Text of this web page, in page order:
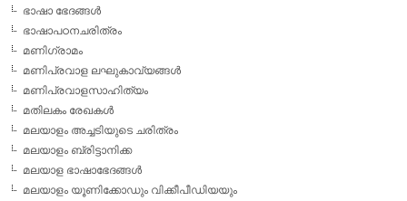
ഭാഷാ ഭേദങ്ങള്‍
ഭാഷാപഠനചരിത്രം
മണിഗ്രാമം
മണിപ്രവാള ലഘുകാവ്യങ്ങള്‍
മണിപ്രവാളസാഹിത്യം
മതിലകം രേഖകള്‍
മലയാളം അച്ചടിയുടെ ചരിത്രം
മലയാളം ബ്രിട്ടാനിക്ക
മലയാള ഭാഷാഭേദങ്ങള്‍
മലയാളം യൂണിക്കോഡും വിക്കീപീഡിയയും